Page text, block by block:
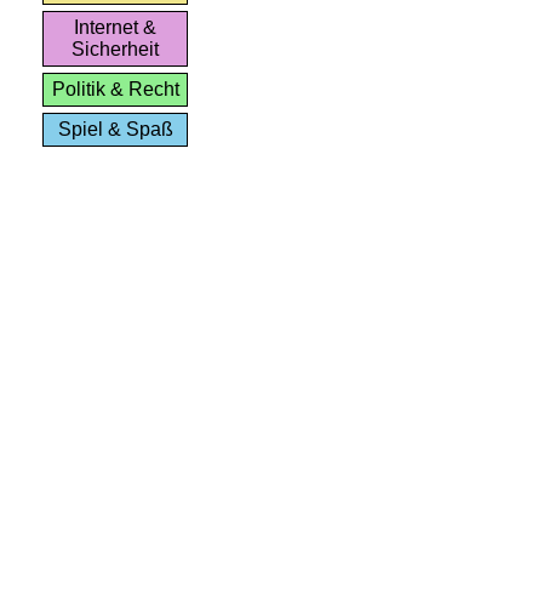
Internet &
Sicherheit
Politik & Recht
Spiel & Spaß